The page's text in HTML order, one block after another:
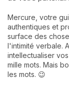
Mercure, votre
authentiques et
surface des
l'intimité verbale.
intellectualiser
mille mots. Mais
les mots. 😉